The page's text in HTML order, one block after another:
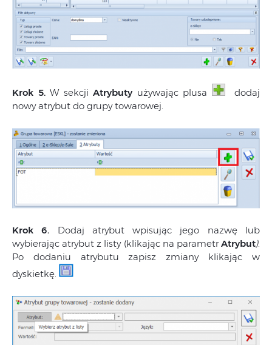
Krok 5.W sekcjiAtrybuty używając plusa
dodaj
nowy atrybut do grupy towarowej.
Krok 6. Dodaj atrybut wpisując jego nazwę lub
wybierając atrybut z listy (klikając na parametrAtrybut).
Po dodaniu atrybutu zapisz zmiany klikając w
dyskietkę.